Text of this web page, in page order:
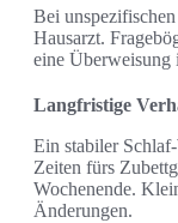
Bei
Hausarzt.
eine Überweisung
Langfristige
Ein stabiler
Zeiten fürs
Wochenende.
Änderungen.